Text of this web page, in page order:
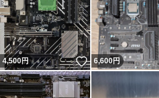
4,500円 いいね！
6,600円